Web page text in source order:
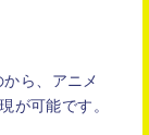
ら、アニメ
が可能です。